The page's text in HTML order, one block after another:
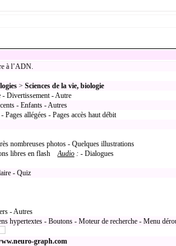
à l’ADN.
> Sciences de la vie, biologie
Divertissement - Autre
- Enfants - Autres
allégées - Pages accès haut débit
nombreuses photos - Quelques illustrations
libres en flashAudio : - Dialogues
- Quiz
- Autres
hypertextes - Boutons - Moteur de recherche - Menu
graph.com